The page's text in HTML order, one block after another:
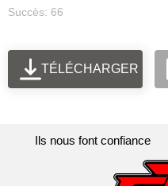
Succès: 66
TÉLÉCHARGER
Ils nous font confiance